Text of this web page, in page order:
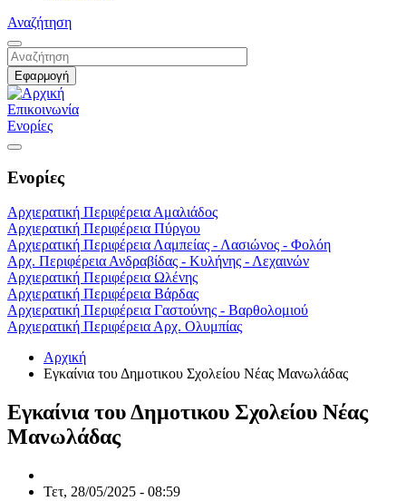
Αναζήτηση
Επικοινωνία
Ενορίες
Ενορίες
Αρχιερατική Περιφέρεια Αμαλιάδος
Αρχιερατική Περιφέρεια Πύργου
Αρχιερατική Περιφέρεια Λαμπείας - Λασιώνος - Φολόη
Αρχ. Περιφέρεια Ανδραβίδας - Κυλήνης - Λεχαινών
Αρχιερατική Περιφέρεια Ωλένης
Αρχιερατική Περιφέρεια Βάρδας
Αρχιερατική Περιφέρεια Γαστούνης - Βαρθολομιού
Αρχιερατική Περιφέρεια Αρχ. Ολυμπίας
Αρχική
Εγκαίνια του Δημοτικου Σχολείου Νέας Μανωλάδας
Εγκαίνια του Δημοτικου Σχολείου Νέας
Μανωλάδας
Τετ, 28/05/2025 - 08:59